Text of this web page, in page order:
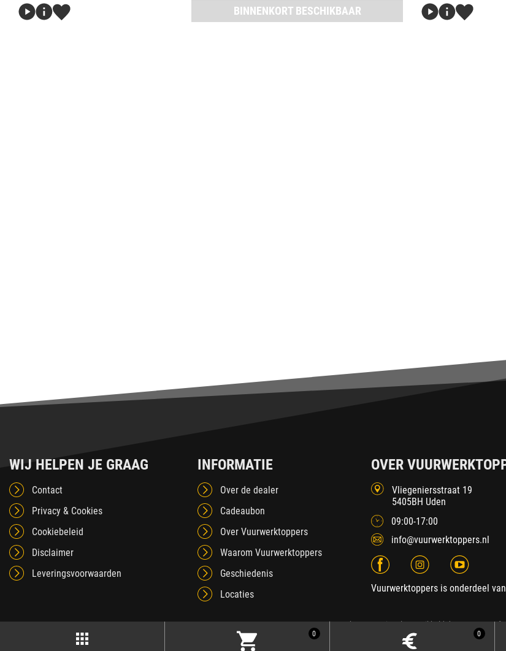
0 0
BINNENKORT BESCHIKBAAR
WIJ HELPEN JE GRAAG
Contact
Privacy & Cookies
Cookiebeleid
Disclaimer
Leveringsvoorwaarden
INFORMATIE
Over de dealer
Cadeaubon
Over Vuurwerktoppers
Waarom Vuurwerktoppers
Geschiedenis
Locaties
OVER
Vliegeniersstraat 19
5405BH Uden
09:00-17:00
info@vuurwerktoppers.nl
Vuurwerktoppers is onderdeel
2026 Fireworks International| Ontwikkeld door